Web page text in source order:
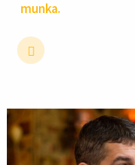
munka.